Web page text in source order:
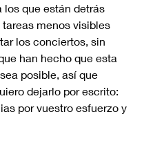
los que están detrás
menos visibles
los conciertos, sin
han hecho que esta
posible, así que
dejarlo por escrito:
por vuestro esfuerzo y